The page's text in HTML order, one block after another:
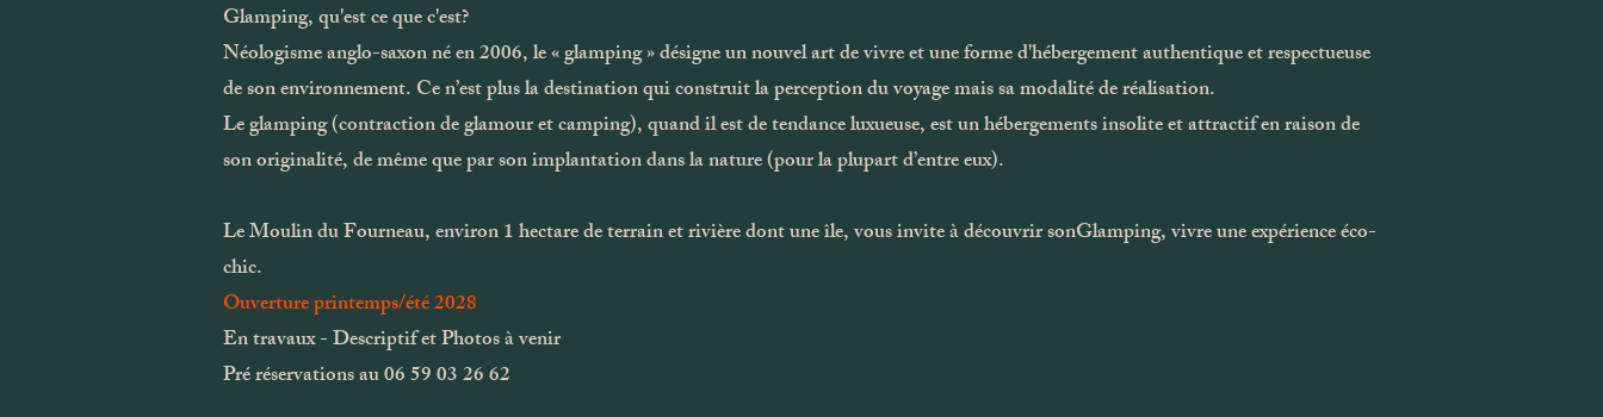
Glamping, qu'est ce que c'est?
Néologisme anglo-saxon né en 2006, le « glamping » désigne un nouvel art de vivre et une forme d'hébergement authentique et respectueuse
de son environnement. Ce n’est plus la destination qui construit la perception du voyage mais sa modalité de réalisation.
Le glamping (contraction de glamour et camping), quand il est de tendance luxueuse, est un hébergements insolite et attractif en raison de
son originalité, de même que par son implantation dans la nature (pour la plupart d’entre eux).
Le Moulin du Fourneau, environ 1 hectare de terrain et rivière dont une île, vous invite à découvrir sonGlamping, vivre une expérience éco-
chic.
Ouverture printemps/été 2028
En travaux - Descriptif et Photos à venir
Pré réservations au 06 59 03 26 62